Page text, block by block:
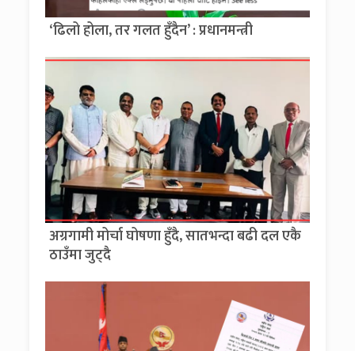
‘ढिलो होला, तर गलत हुँदैन’ : प्रधानमन्त्री
अग्रगामी मोर्चा घोषणा हुँदै, सातभन्दा बढी दल एकै
ठाउँमा जुट्दै